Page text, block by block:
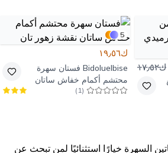
ك١٧٫٥٢
5
ك١٩٫٥٦
Bidoluelbise فستان سهرة
محتشم أكمام خفاش ساتان
نقشة زهور تان
(
1
)
السهرة خيارًا استثنائيًا لمن تبحث عن